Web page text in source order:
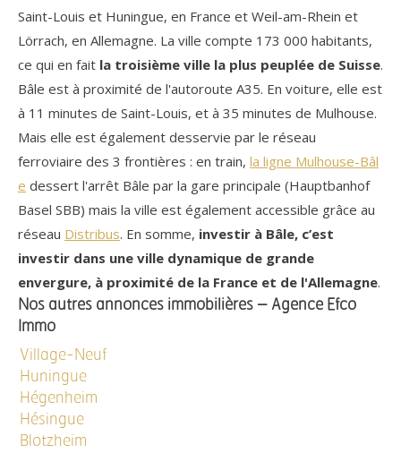
Saint-Louis et Huningue, en France et Weil-am-Rhein et
Lörrach, en Allemagne. La ville compte 173 000 habitants,
ce qui en fait la troisième ville la plus peuplée de Suisse.
Bâle est à proximité de l'autoroute A35. En voiture, elle est
à 11 minutes de Saint-Louis, et à 35 minutes de Mulhouse.
Mais elle est également desservie par le réseau
ferroviaire des 3 frontières : en train, la ligne Mulhouse-Bâl
e dessert l'arrêt Bâle par la gare principale (Hauptbanhof
Basel SBB) mais la ville est également accessible grâce au
réseau Distribus. En somme, investir à Bâle, c’est
investir dans une ville dynamique de grande
envergure, à proximité de la France et de l'Allemagne.
Nos autres annonces immobilières – Agence Efco
Immo
Village-Neuf
Huningue
Hégenheim
Hésingue
Blotzheim